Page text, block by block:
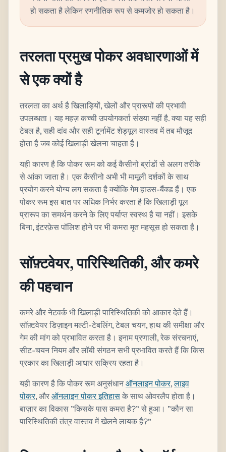
हो सकता है लेकिन रणनीतिक रूप से कमजोर हो सकता है।
तरलता प्रमुख पोकर अवधारणाओं में
से एक क्यों है
तरलता का अर्थ है खिलाड़ियों, खेलों और प्रारूपों की प्रभावी
उपलब्धता। यह महज़ कच्ची उपयोगकर्ता संख्या नहीं है. क्या यह सही
टेबल है, सही दांव और सही टूर्नामेंट शेड्यूल वास्तव में तब मौजूद
होता है जब कोई खिलाड़ी खेलना चाहता है।
यही कारण है कि पोकर रूम को कई कैसीनो ब्रांडों से अलग तरीके
से आंका जाता है। एक कैसीनो अभी भी मामूली दर्शकों के साथ
प्रयोग करने योग्य लग सकता है क्योंकि गेम हाउस-बैंक्ड हैं। एक
पोकर रूम इस बात पर अधिक निर्भर करता है कि खिलाड़ी पूल
प्रारूप का समर्थन करने के लिए पर्याप्त स्वस्थ है या नहीं। इसके
बिना, इंटरफ़ेस पॉलिश होने पर भी कमरा मृत महसूस हो सकता है।
सॉफ़्टवेयर, पारिस्थितिकी, और कमरे
की पहचान
कमरे और नेटवर्क भी खिलाड़ी पारिस्थितिकी को आकार देते हैं।
सॉफ़्टवेयर डिज़ाइन मल्टी-टेबलिंग, टेबल चयन, हाथ की समीक्षा और
गेम की मांग को प्रभावित करता है। इनाम प्रणाली, रेक संरचनाएं,
सीट-चयन नियम और लॉबी संगठन सभी प्रभावित करते हैं कि किस
प्रकार का खिलाड़ी आधार सक्रिय रहता है।
यही कारण है कि पोकर रूम अनुसंधानऑनलाइन पोकर,लाइव
पोकर, औरऑनलाइन पोकर इतिहासके साथ ओवरलैप होता है।
बाज़ार का विकास "किसके पास कमरा है?" से हुआ। "कौन सा
पारिस्थितिकी तंत्र वास्तव में खेलने लायक है?"